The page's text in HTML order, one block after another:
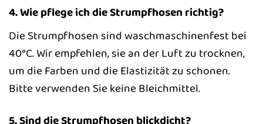
4. Wie pflege ich die Strumpfhosen richtig?
Die Strumpfhosen sind waschmaschinenfest bei
40°C. Wir empfehlen, sie an der Luft zu trocknen,
um die Farben und die Elastizität zu schonen.
Bitte verwenden Sie keine Bleichmittel.
5. Sind die Strumpfhosen blickdicht?